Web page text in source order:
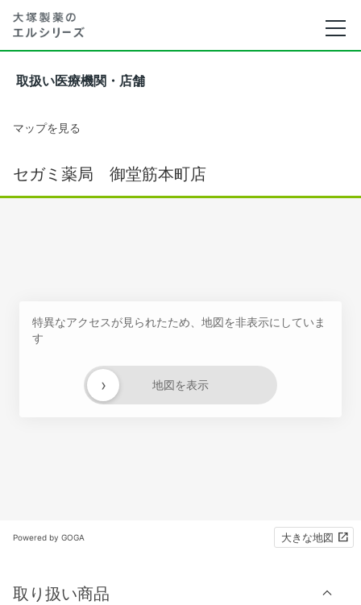
取扱い医療機関・店舗
マップを見る
セガミ薬局 御堂筋本町店
特異なアクセスが見られたため、地図を非表示にしていま
す
地図を表示
›
Powered by GOGA 大きな地図
取り扱い商品